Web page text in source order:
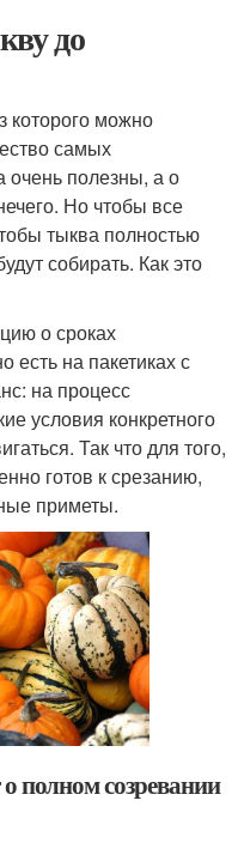
до
которого можно
самых
очень полезны, а о
Но чтобы все
тыква полностью
собирать. Как это
о сроках
есть на пакетиках с
на процесс
условия конкретного
Так что для того,
готов к срезанию,
приметы.
полном созревании